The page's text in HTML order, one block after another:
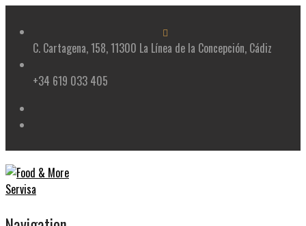
contentC. Cartagena, 158, 11300 La Línea de la Concepción, Cádiz
+34 619 033 405